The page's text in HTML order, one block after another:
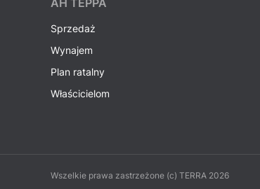
AH ТEPPA
Sprzedaż
Wynajem
Plan ratalny
Właścicielom
Wszelkie prawa zastrzeżone (c) TERRA 2026